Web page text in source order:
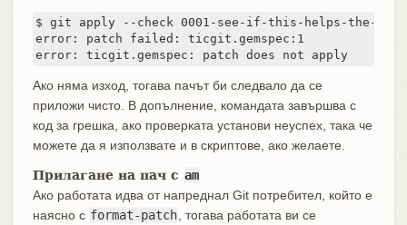
$ git apply --check 0001-see-if-this-helps-the-
error: patch failed: ticgit.gemspec:1
error: ticgit.gemspec: patch does not apply
Ако няма изход, тогава пачът би следвало да се
приложи чисто. В допълнение, командата завършва с
код за грешка, ако проверката установи неуспех, така че
можете да я използвате и в скриптове, ако желаете.
Прилагане на пач с am
Ако работата идва от напреднал Git потребител, който е
наясно с format-patch , тогава работата ви се